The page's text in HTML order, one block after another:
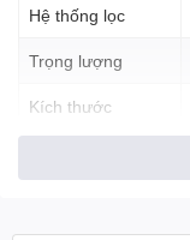
Lực hút
sâu
Hệ thống lọc
Trọng lượng
Kích thước